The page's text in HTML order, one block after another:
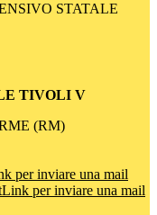
STATALE
TIVOLI V
(RM)
per inviare una mail
Link per inviare una mail